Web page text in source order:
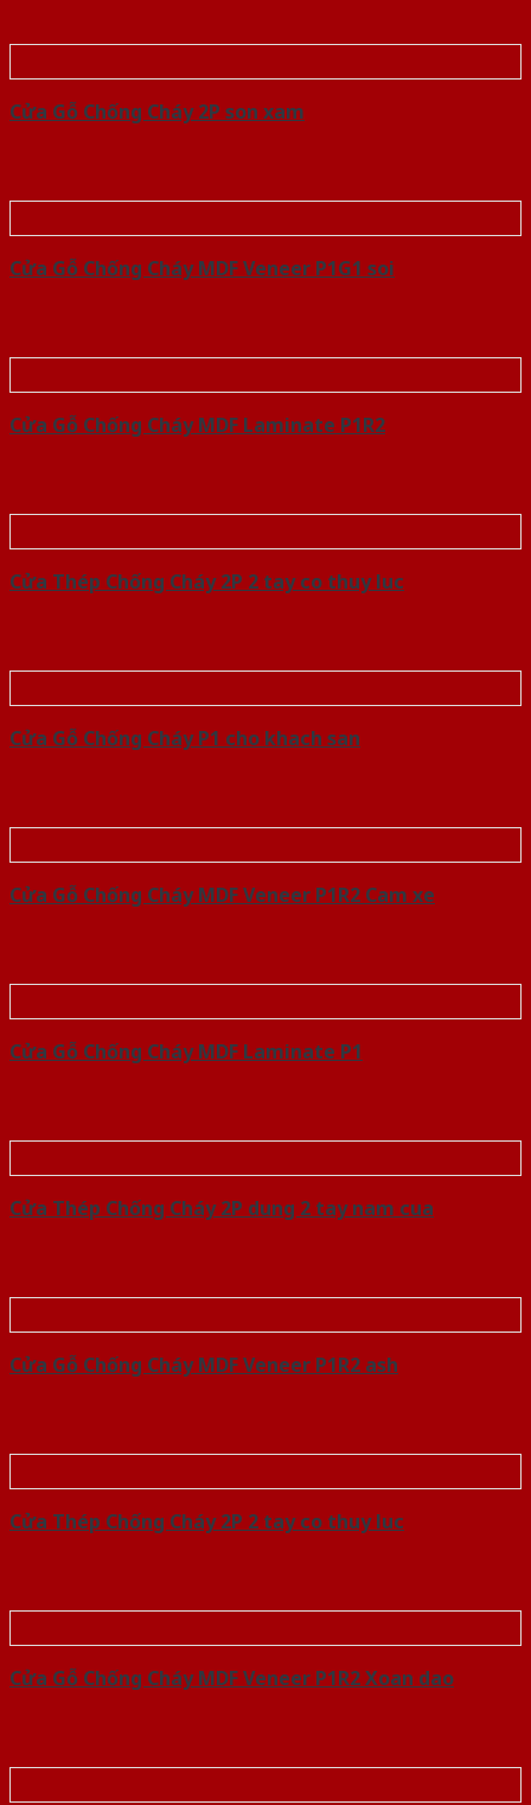
Cửa Gỗ Chống Cháy 2P son xam
Cửa Gỗ Chống Cháy MDF Veneer P1G1 soi
Cửa Gỗ Chống Cháy MDF Laminate P1R2
Cửa Thép Chống Cháy 2P 2 tay co thuy luc
Cửa Gỗ Chống Cháy P1 cho khach san
Cửa Gỗ Chống Cháy MDF Veneer P1R2 Cam xe
Cửa Gỗ Chống Cháy MDF Laminate P1
Cửa Thép Chống Cháy 2P dung 2 tay nam cua
Cửa Gỗ Chống Cháy MDF Veneer P1R2 ash
Cửa Thép Chống Cháy 2P 2 tay co thuy luc
Cửa Gỗ Chống Cháy MDF Veneer P1R2 Xoan dao